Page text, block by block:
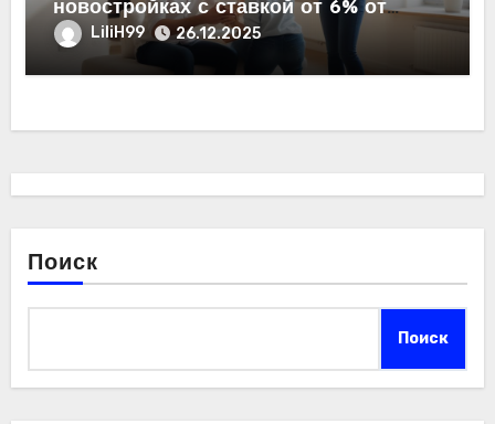
новостройках с ставкой от 6% от
застройщика
LiliH99 26.12.2025
Поиск
Поиск